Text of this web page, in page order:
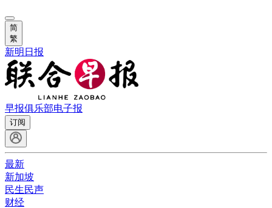
简
繁
新明日报
早报俱乐部电子报
订阅
最新
新加坡
民生民声
财经